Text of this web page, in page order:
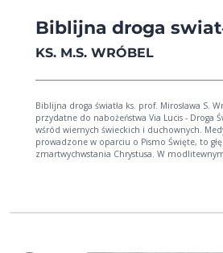
Biblijna droga
KS. M.S. WRÓBEL
Biblijna droga światła ks. prof. Mirosława S.
przydatne do nabożeństwa Via Lucis - Droga
wśród wiernych świeckich i duchownych.
prowadzone w oparciu o Pismo Święte, to
zmartwychwstania Chrystusa. W
Zmartwychwstałego, Koronka do Jezusa